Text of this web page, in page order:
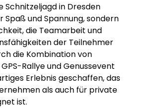
Schnitzeljagd in Dresden
und Spannung, sondern
die Teamarbeit und
der Teilnehmer
die Kombination von
Rallye und Genussevent
Erlebnis geschaffen, das
als auch für private
ist.